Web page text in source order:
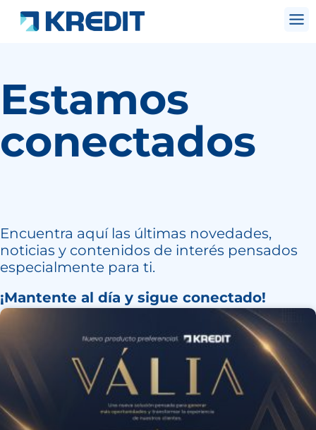
Estamos
conectados
Encuentra aquí las últimas novedades,
noticias y contenidos de interés pensados
especialmente para ti.
¡Mantente al día y sigue conectado!